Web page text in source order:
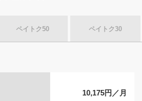
ペイトク50 ペイトク30
10,175円／月